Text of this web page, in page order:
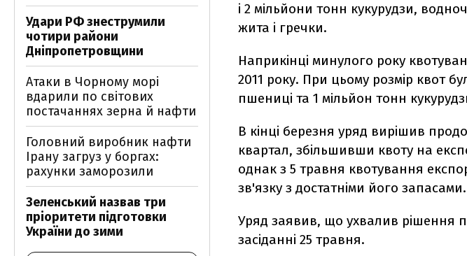
i 2 мільйони тонн кукурудзи,
жита i гречки.
Наприкiнцi минулого року
2011 року. При цьому розмiр квот
пшеницi та 1 мільйон тонн
В кiнцi березня уряд вирiшив
квартал, збiльшивши квоту на
однак з 5 травня квотування
зв'язку з достатнiми його запасами.
Уряд заявив, що ухвалив рiшення
засiданнi 25 травня.
Удари РФ знеструмили
чотири райони
Дніпропетровщини
Атаки в Чорному морі
вдарили по світових
постачаннях зерна й нафти
Головний виробник нафти
Ірану загруз у боргах:
рахунки заморозили
Зеленський назвав три
пріоритети підготовки
України до зими